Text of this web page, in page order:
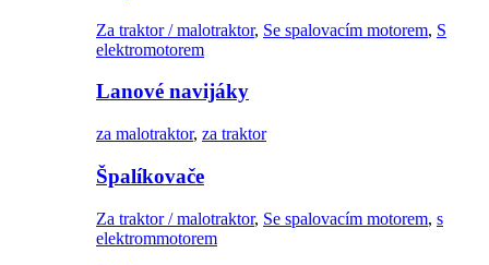
Za traktor / malotraktor, Se spalovacím motorem, S
elektromotorem
Lanové navijáky
za malotraktor, za traktor
Špalíkovače
Za traktor / malotraktor, Se spalovacím motorem, s
elektrommotorem